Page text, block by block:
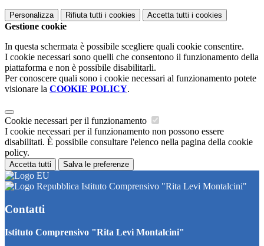
Personalizza Rifiuta tutti i cookies Accetta tutti i cookies
Gestione cookie
In questa schermata è possibile scegliere quali cookie consentire.
I cookie necessari sono quelli che consentono il funzionamento della
piattaforma e non è possibile disabilitarli.
Per conoscere quali sono i cookie necessari al funzionamento potete
visionare la COOKIE POLICY.
Cookie necessari per il funzionamento
I cookie necessari per il funzionamento non possono essere
disabilitati. È possibile consultare l'elenco nella pagina della cookie
policy.
Accetta tutti Salva le preferenze
Istituto Comprensivo "Rita Levi Montalcini"
Contatti
Istituto Comprensivo "Rita Levi Montalcini"